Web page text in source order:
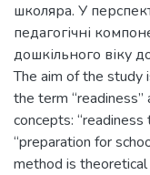
школяра. У
педагогічні
дошкільного віку
The aim of the study
the term
concepts: “readiness
“preparation for
method is